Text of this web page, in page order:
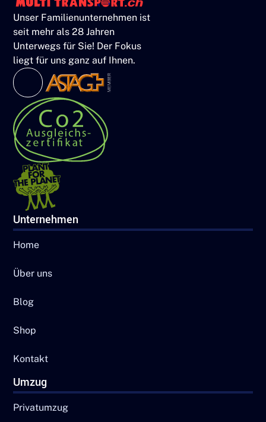
Unser Familienunternehmen ist
seit mehr als 28 Jahren
Unterwegs für Sie! Der Fokus
liegt für uns ganz auf Ihnen.
Unternehmen
Home
Über uns
Blog
Shop
Kontakt
Umzug
Privatumzug